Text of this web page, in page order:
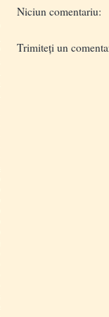
Niciun comentariu:
Trimiteți un